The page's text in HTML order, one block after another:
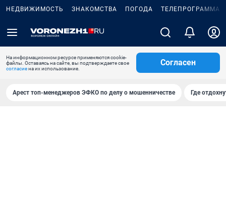
НЕДВИЖИМОСТЬ ЗНАКОМСТВА ПОГОДА ТЕЛЕПРОГРАММА
На информационном ресурсе применяются cookie-
файлы. Оставаясь на сайте, вы подтверждаете свое
согласиена их использование.
Согласен
Арест топ-менеджеров ЭФКО по делу о мошенничестве Где